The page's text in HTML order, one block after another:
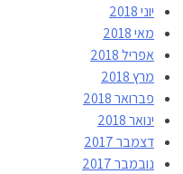
יוני 2018
מאי 2018
אפריל 2018
מרץ 2018
פברואר 2018
ינואר 2018
דצמבר 2017
נובמבר 2017